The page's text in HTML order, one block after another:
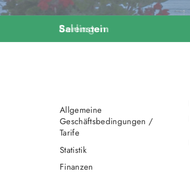
Salenstein
Berlingen
Allgemeine
Geschäftsbedingungen /
Tarife
Statistik
Finanzen